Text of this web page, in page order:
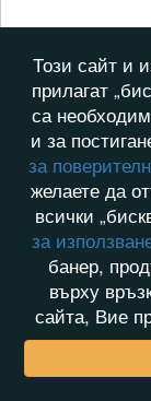
Този сайт и
прилагат
са
и за
за
желаете да
всички
за
банер,
върху
сайта, Вие